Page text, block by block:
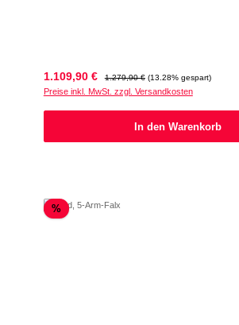
Verkaufspreis:
1.109,90 € Regulärer Preis:
1.279,90 € (13.28% gespart)
Preise inkl. MwSt. zzgl. Versandkosten
In den Warenkorb
%Rabatt